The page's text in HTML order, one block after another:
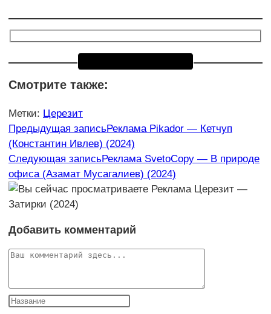
Смотрите также:
Метки: Церезит
Еще
статьи
Предыдущая записьРеклама Pikador — Кетчуп
(Константин Ивлев) (2024)
Следующая записьРеклама SvetoCopy — В природе
офиса (Азамат Мусагалиев) (2024)
Добавить комментарий
Комментарий